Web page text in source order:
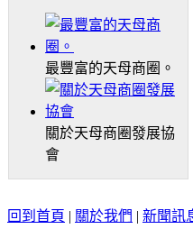
最豐富的天母商圈。
關於天母商圈發展協
會
回到首頁 | 關於我們 | 新聞訊